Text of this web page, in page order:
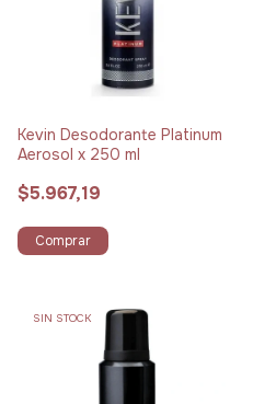
Kevin Desodorante Platinum
Aerosol x 250 ml
$5.967,19
Comprar
SIN STOCK